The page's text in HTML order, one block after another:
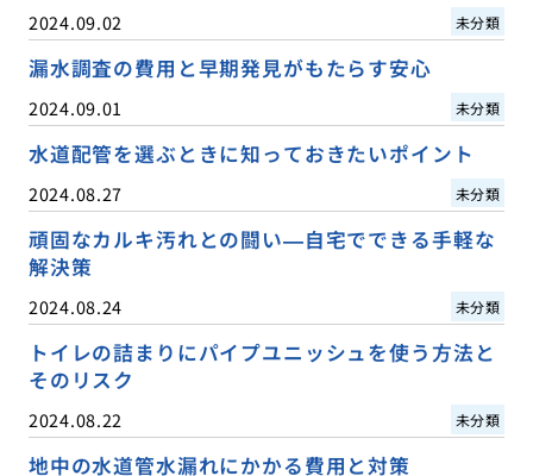
2024.09.02 未分類
漏水調査の費用と早期発見がもたらす安心
2024.09.01 未分類
水道配管を選ぶときに知っておきたいポイント
2024.08.27 未分類
頑固なカルキ汚れとの闘い—自宅でできる手軽な
解決策
2024.08.24 未分類
トイレの詰まりにパイプユニッシュを使う方法と
そのリスク
2024.08.22 未分類
地中の水道管水漏れにかかる費用と対策